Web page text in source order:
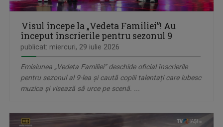
Visul începe la „Vedeta Familiei”! Au
început înscrierile pentru sezonul 9
publicat: miercuri, 29 iulie 2026
Emisiunea „Vedeta Familiei” deschide oficial înscrierile
pentru sezonul al 9-lea și caută copiii talentați care iubesc
muzica și visează să urce pe scenă. ...